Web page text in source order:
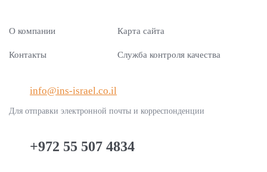
О компании Карта сайта
Контакты Служба контроля качества
info@ins-israel.co.il
Для отправки электронной почты и корреспонденции
+972 55 507 4834